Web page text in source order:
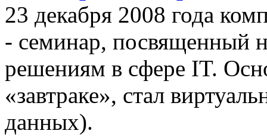
23 декабря 2008 года
- семинар, посвященный
решениям в сфере IT.
«завтраке», стал
данных).